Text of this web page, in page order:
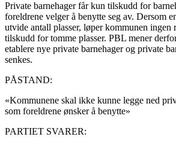
Private barnehager får kun tilskudd for
foreldrene velger å benytte seg av. Dersom
utvide antall plasser, løper kommunen ingen
tilskudd for tomme plasser. PBL mener
etablere nye private barnehager og private
senkes.
PÅSTAND:
«Kommunene skal ikke kunne legge ned
som foreldrene ønsker å benytte»
PARTIET SVARER: